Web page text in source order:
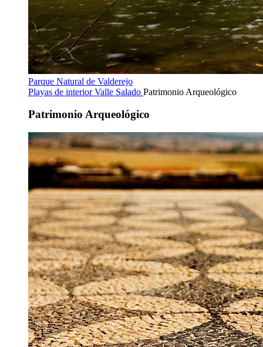
Parque Natural de Valderejo
Playas de interiorValle Salado Patrimonio Arqueológico
Patrimonio Arqueológico